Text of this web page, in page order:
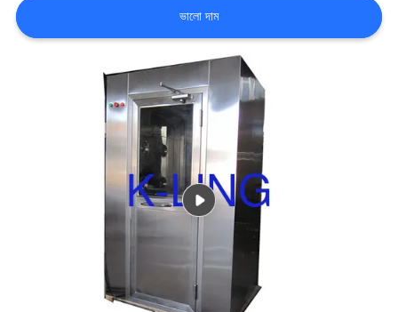
মামলা
ভালো দাম